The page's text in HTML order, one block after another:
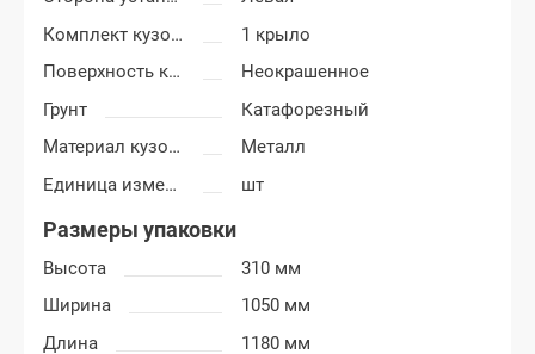
Комплект кузовных деталей
1 крыло
Поверхность крыла
Неокрашенное
Грунт
Катафорезный
Материал кузовных деталей
Металл
Единица измерения
шт
Размеры упаковки
Высота
310 мм
Ширина
1050 мм
Длина
1180 мм